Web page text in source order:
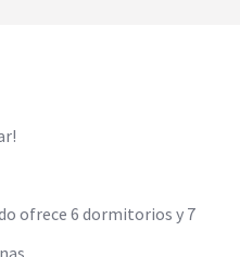
ofrece 6 dormitorios y 7